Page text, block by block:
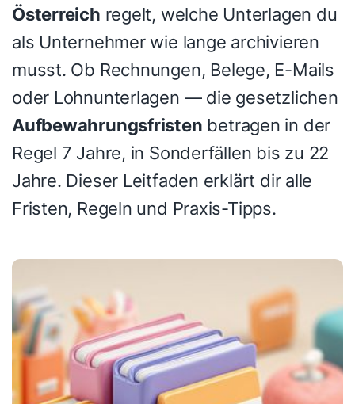
Österreich regelt, welche Unterlagen du
als Unternehmer wie lange archivieren
musst. Ob Rechnungen, Belege, E-Mails
oder Lohnunterlagen — die gesetzlichen
Aufbewahrungsfristen betragen in der
Regel 7 Jahre, in Sonderfällen bis zu 22
Jahre. Dieser Leitfaden erklärt dir alle
Fristen, Regeln und Praxis-Tipps.